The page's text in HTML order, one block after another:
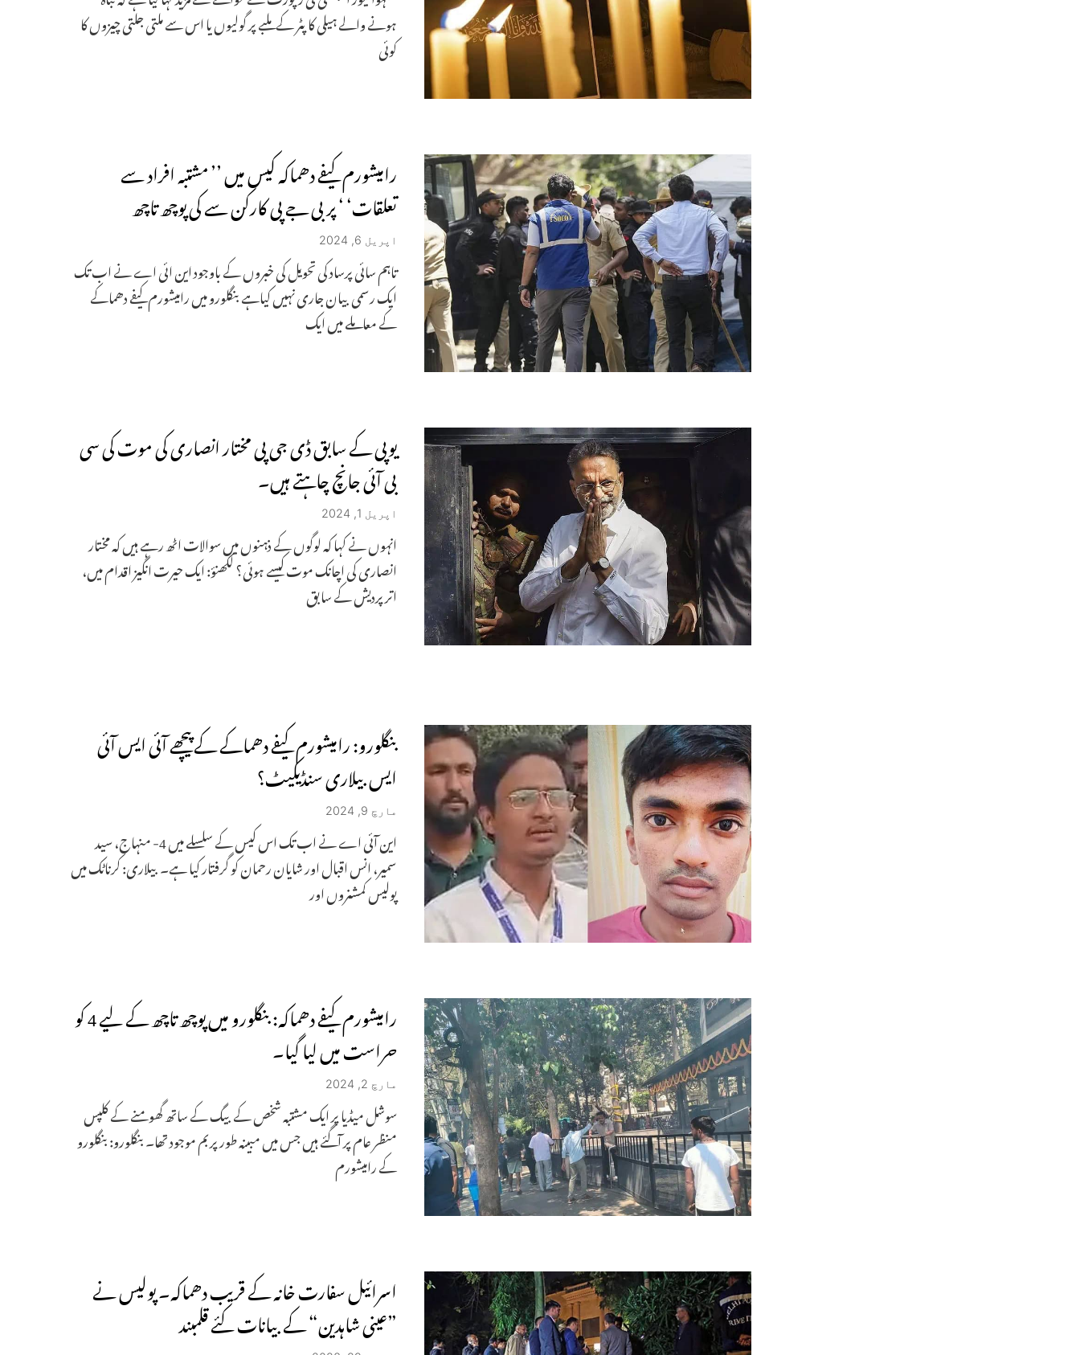
ہونے والے ہیلی کاپٹر کے ملبے پر گولیوں یا اس سے ملتی جلتی چیزوں کا
کوئی
رامیشورم کیفے دھماکہ کیس میں ’’ مشتبہ افراد سے
تعلقات‘ ‘ پر بی جے پی کارکن سے کی پوچھ تاچھ
اپریل 6, 2024
تاہم سائی پرساد کی تحویل کی خبروں کے باوجود این ائی اے نے اب تک
ایک رسمی بیان جاری نہیں کیاہے بنگلورو میں رامیشورم کیفے دھماکے
کے معاملے میں ایک
یوپی کے سابق ڈی جی پی مختار انصاری کی موت کی سی
بی آئی جانچ چاہتے ہیں۔
اپریل 1, 2024
انہوں نے کہا کہ لوگوں کے ذہنوں میں سوالات اٹھ رہے ہیں کہ مختار
انصاری کی اچانک موت کیسے ہوئی؟ لکھنؤ: ایک حیرت انگیز اقدام میں،
اتر پردیش کے سابق
بنگلورو: رامیشورم کیفے دھماکے کے پیچھے آئی ایس آئی
ایس بیلاری سنڈیکیٹ؟
مارچ 9, 2024
این آئی اے نے اب تک اس کیس کے سلسلے میں 4- منہاج، سید
سمیر، انس اقبال اور شایان رحمان کو گرفتار کیا ہے۔ بیلاری: کرناٹک میں
پولیس کمشنروں اور
رامیشورم کیفے دھماکہ: بنگلورو میں پوچھ تاچھ کے لیے 4 کو
حراست میں لیا گیا۔
مارچ 2, 2024
سوشل میڈیا پر ایک مشتبہ شخص کے بیگ کے ساتھ گھومنے کے کلپس
منظر عام پر آگئے ہیں جس میں مبینہ طور پر بم موجود تھا۔ بنگلورو: بنگلورو
کے رامیشورم
اسرائیل سفارت خانہ کے قریب دھماکہ۔ پولیس نے
”عینی شاہدین“ کے بیانات کئے قلمبند